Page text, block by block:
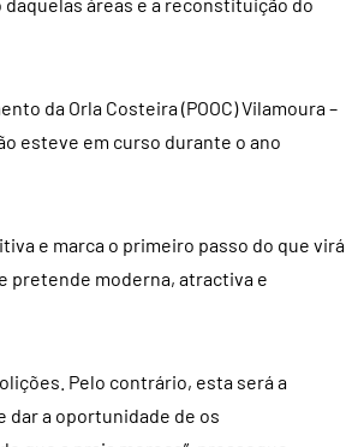
da Orla Costeira (POOC) Vilamoura –
esteve em curso durante o ano
e marca o primeiro passo do que virá
pretende moderna, atractiva e
Pelo contrário, esta será a
dar a oportunidade de os